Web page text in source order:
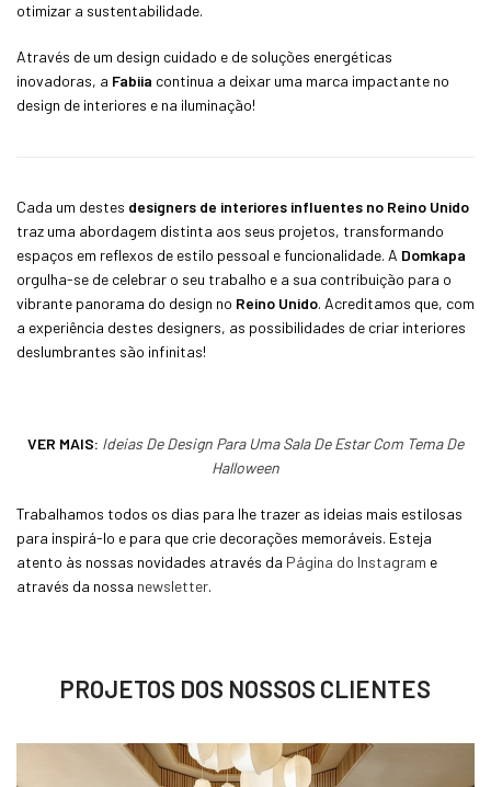
otimizar a sustentabilidade.
Através de um design cuidado e de soluções energéticas
inovadoras, a Fabiia continua a deixar uma marca impactante no
design de interiores e na iluminação!
Cada um destes designers de interiores influentes no Reino Unido
traz uma abordagem distinta aos seus projetos, transformando
espaços em reflexos de estilo pessoal e funcionalidade. A Domkapa
orgulha-se de celebrar o seu trabalho e a sua contribuição para o
vibrante panorama do design no Reino Unido. Acreditamos que, com
a experiência destes designers, as possibilidades de criar interiores
deslumbrantes são infinitas!
VER MAIS: Ideias De Design Para Uma Sala De Estar Com Tema De
Halloween
Trabalhamos todos os dias para lhe trazer as ideias mais estilosas
para inspirá-lo e para que crie decorações memoráveis. Esteja
atento às nossas novidades através da Página do Instagram e
através da nossa newsletter.
PROJETOS DOS NOSSOS CLIENTES